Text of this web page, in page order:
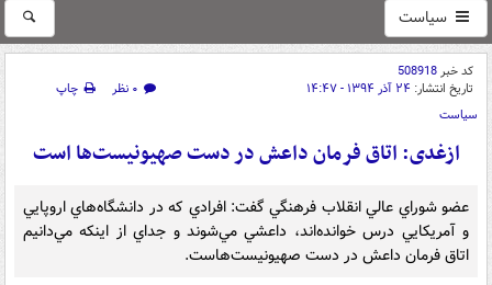
سیاست
کد خبر508918
تاریخ انتشار: ۲۴ آذر ۱۳۹۴ - ۱۴:۴۷ ۰ نظر
چاپ
سیاست
ازغدی: اتاق فرمان داعش در دست صهيونيست‌ها است
عضو شوراي عالي انقلاب فرهنگي گفت: افرادي که در دانشگاه‌هاي اروپايي
و آمريکايي درس خواند‌ه‌اند، داعشي مي‌شوند و جداي از اينکه مي‌دانيم
اتاق فرمان داعش در دست صهيونيست‌هاست.